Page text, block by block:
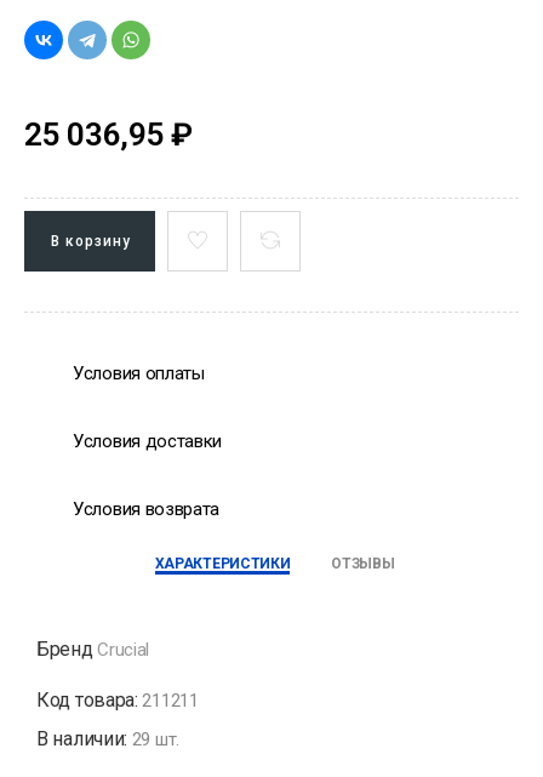
25 036,95 ₽
В корзину
Условия оплаты
Условия доставки
Условия возврата
ХАРАКТЕРИСТИКИ ОТЗЫВЫ
Бренд Crucial
Код товара: 211211
В наличии: 29 шт.